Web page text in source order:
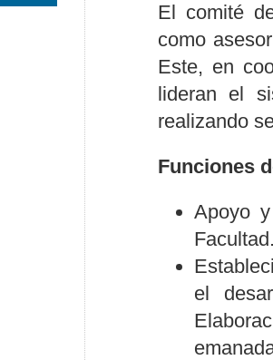
El comité
como
Este, en
lideran el
realizando
Funciones
Apoyo
el